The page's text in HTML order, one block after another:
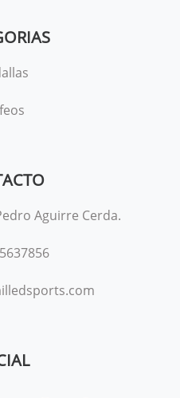
Aguirre Cerda.